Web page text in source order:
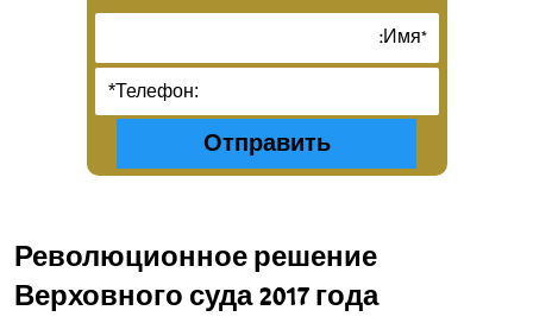
Революционное решение
Верховного суда 2017 года